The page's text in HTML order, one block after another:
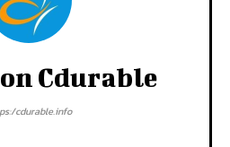
Cdurable
cdurable.info